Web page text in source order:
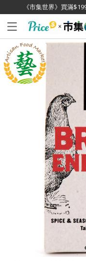
《市集世界》買滿
已加入購物車